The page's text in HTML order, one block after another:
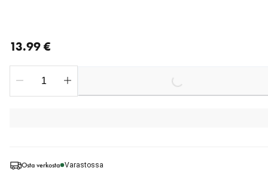
Osta verkosta Varastossa
13.99 €